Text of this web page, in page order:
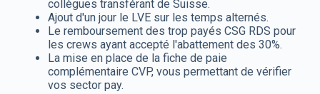
collègues transférant de Suisse.
Ajout d'un jour le LVE sur les temps alternés.
Le remboursement des trop payés CSG RDS pour
les crews ayant accepté l'abattement des 30%.
La mise en place de la fiche de paie
complémentaire CVP, vous permettant de vérifier
vos sector pay.